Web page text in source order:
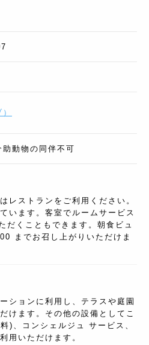
）
動物の同伴不可
レストランをご利用ください。
います。客室でルームサービス
だくこともできます。朝食ビュ
までお召し上がりいただけま
ションに利用し、テラスや庭園
けます。その他の設備としてこ
)、コンシェルジュ サービス、
用いただけます。